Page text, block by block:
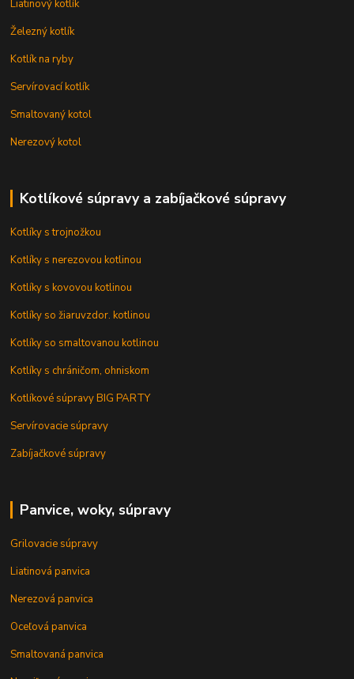
Liatinový kotlík
Železný kotlík
Kotlík na ryby
Servírovací kotlík
Smaltovaný kotol
Nerezový kotol
Kotlíkové súpravy a zabíjačkové súpravy
Kotlíky s trojnožkou
Kotlíky s nerezovou kotlinou
Kotlíky s kovovou kotlinou
Kotlíky so žiaruvzdor. kotlinou
Kotlíky so smaltovanou kotlinou
Kotlíky s chráničom, ohniskom
Kotlíkové súpravy BIG PARTY
Servírovacie súpravy
Zabíjačkové súpravy
Panvice, woky, súpravy
Grilovacie súpravy
Liatinová panvica
Nerezová panvica
Oceľová panvica
Smaltovaná panvica